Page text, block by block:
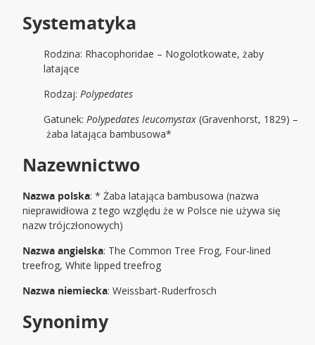
Systematyka
Rodzina: Rhacophoridae – Nogolotkowate, żaby
latające
Rodzaj:Polypedates
Gatunek:Polypedates leucomystax (Gravenhorst, 1829) –
żaba latająca bambusowa*
Nazewnictwo
Nazwa polska: * Żaba latająca bambusowa (nazwa
nieprawidłowa z tego względu że w Polsce nie używa się
nazw trójczłonowych)
Nazwa angielska: The Common Tree Frog, Four-lined
treefrog, White lipped treefrog
Nazwa niemiecka: Weissbart-Ruderfrosch
Synonimy